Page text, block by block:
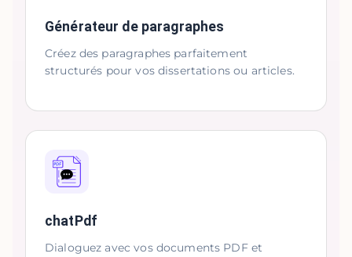
Générateur de paragraphes
Créez des paragraphes parfaitement
structurés pour vos dissertations ou articles.
chatPdf
Dialoguez avec vos documents PDF et